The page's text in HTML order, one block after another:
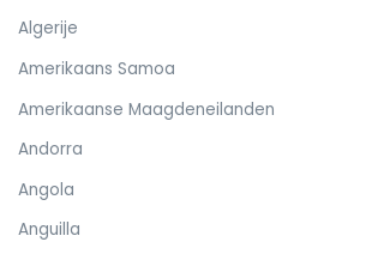
Algerije
Amerikaans Samoa
Amerikaanse Maagdeneilanden
Andorra
Angola
Anguilla